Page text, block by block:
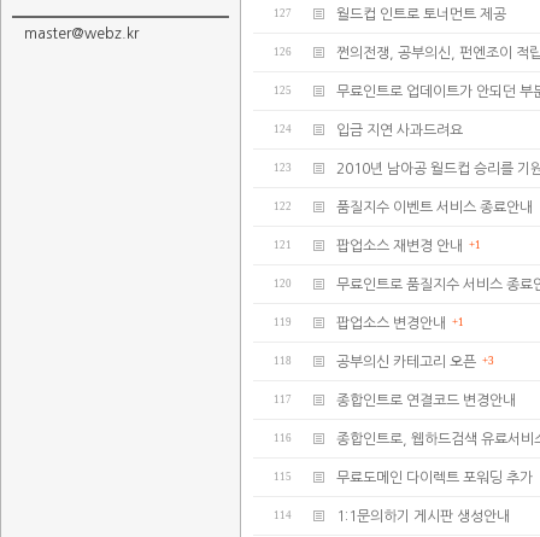
master@webz.kr
127 월드컵 인트로 토너먼트 제공
126 쩐의전쟁, 공부의신, 펀엔조이 적
125 무료인트로 업데이트가 안되던 부
124 입금 지연 사과드려요
123 2010년 남아공 월드컵 승리를 기
122 품질지수 이벤트 서비스 종료안내
121 팝업소스 재변경 안내 +1
120 무료인트로 품질지수 서비스 종료
119 팝업소스 변경안내 +1
118 공부의신 카테고리 오픈 +3
117 종합인트로 연결코드 변경안내
116 종합인트로, 웹하드검색 유료서비
115 무료도메인 다이렉트 포워딩 추가
114 1:1문의하기 게시판 생성안내